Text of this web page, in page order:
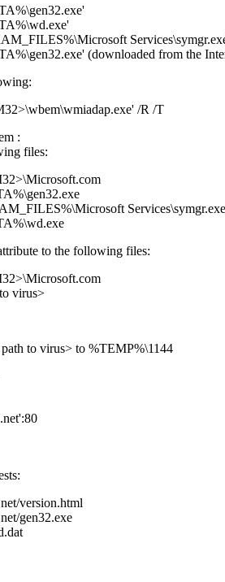
(downloaded from the
/R /T
:
files:
Services\symgr.exe
to the following files:
virus>
to virus> to %TEMP%\1144
version.html
gen32.exe